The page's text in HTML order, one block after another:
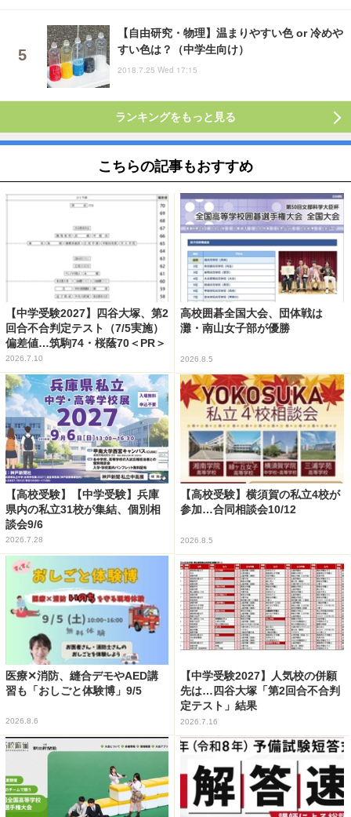
【自由研究・物理】温まりやすい色 or 冷めや
すい色は？（中学生向け）
2018.7.25 Wed 17:15
ランキングをもっと見る
こちらの記事もおすすめ
【中学受験2027】四谷大塚、第2
回合不合判定テスト（7/5実施）
偏差値…筑駒74・桜蔭70＜PR＞
2026.7.10
高校囲碁全国大会、団体戦は
灘・南山女子部が優勝
2026.8.5
【高校受験】【中学受験】兵庫
県内の私立31校が集結、個別相
談会9/6
2026.7.28
【高校受験】横須賀の私立4校が
参加…合同相談会10/12
2026.8.5
医療✕消防、縫合デモやAED講
習も「おしごと体験博」9/5
2026.8.6
【中学受験2027】人気校の併願
先は…四谷大塚「第2回合不合判
定テスト」結果
2026.7.16